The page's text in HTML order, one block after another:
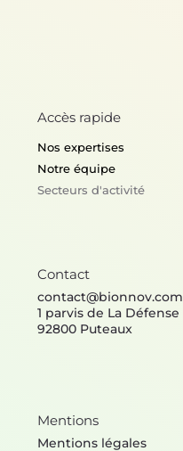
Accès rapide
Nos expertises
Notre équipe
Secteurs d'activité
Contact
contact@bionnov.com
1 parvis de La Défense
92800 Puteaux
Mentions
Mentions légales